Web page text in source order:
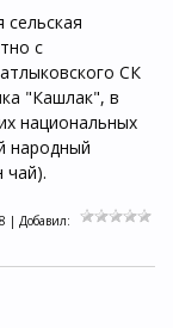
сельская
с
СК
"Кашлак", в
национальных
народный
чай).
| Добавил: